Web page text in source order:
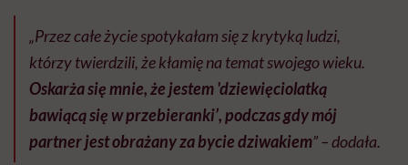
„Przez całe życie spotykałam się z krytyką ludzi,
którzy twierdzili, że kłamię na temat swojego wieku.
Oskarża się mnie, że jestem 'dziewięciolatką
bawiącą się w przebieranki’, podczas gdy mój
partner jest obrażany za bycie dziwakiem” – dodała.